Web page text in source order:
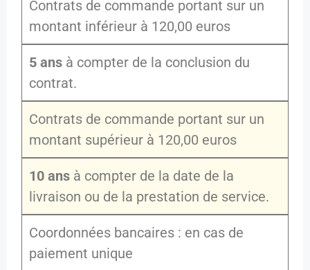
Contrats de commande portant sur un
montant inférieur à 120,00 euros
5 ans à compter de la conclusion du
contrat.
Contrats de commande portant sur un
montant supérieur à 120,00 euros
10 ans à compter de la date de la
livraison ou de la prestation de service.
Coordonnées bancaires : en cas de
paiement unique